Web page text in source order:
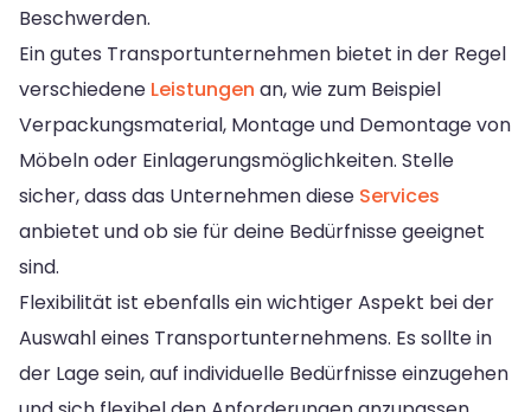
Beschwerden.
Ein gutes Transportunternehmen bietet in der Regel
verschiedene Leistungen an, wie zum Beispiel
Verpackungsmaterial, Montage und Demontage von
Möbeln oder Einlagerungsmöglichkeiten. Stelle
sicher, dass das Unternehmen diese Services
anbietet und ob sie für deine Bedürfnisse geeignet
sind.
Flexibilität ist ebenfalls ein wichtiger Aspekt bei der
Auswahl eines Transportunternehmens. Es sollte in
der Lage sein, auf individuelle Bedürfnisse einzugehen